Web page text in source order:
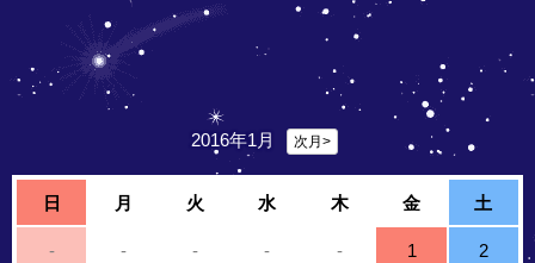
2016年1月 次月>
日 月 火 水 木 金 土
- - - - - 1 2